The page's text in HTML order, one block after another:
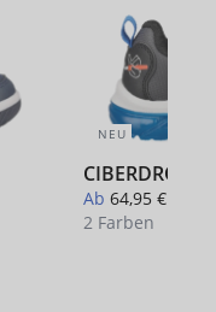
NEU
CIBERDRON
Ab 64,95 €
2 Farben